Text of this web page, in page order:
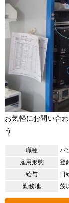
お気軽にお問い合
う
職種
パ
雇用形態
登
給与
日
勤務地
茨